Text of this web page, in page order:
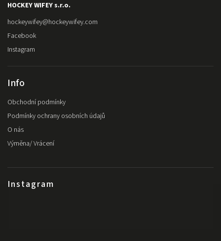
HOCKEY WIFEY s.r.o.
hockeywifey@hockeywifey.com
Facebook
Instagram
Instagram
Info
Obchodní podmínky
Podmínky ochrany osobních údajů
O nás
Výměna/ Vrácení